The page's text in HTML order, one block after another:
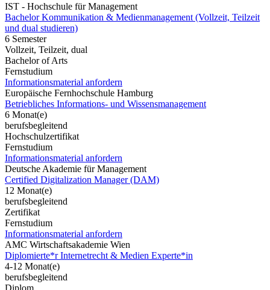
IST - Hochschule für Management
Bachelor Kommunikation & Medienmanagement (Vollzeit, Teilzeit
und dual studieren)
6 Semester
Vollzeit, Teilzeit, dual
Bachelor of Arts
Fernstudium
Informationsmaterial anfordern
Europäische Fernhochschule Hamburg
Betriebliches Informations- und Wissensmanagement
6 Monat(e)
berufsbegleitend
Hochschulzertifikat
Fernstudium
Informationsmaterial anfordern
Deutsche Akademie für Management
Certified Digitalization Manager (DAM)
12 Monat(e)
berufsbegleitend
Zertifikat
Fernstudium
Informationsmaterial anfordern
AMC Wirtschaftsakademie Wien
Diplomierte*r Internetrecht & Medien Experte*in
4-12 Monat(e)
berufsbegleitend
Diplom